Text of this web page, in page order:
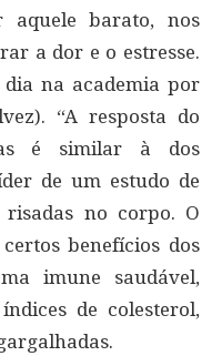
aquele barato, nos
a dor e o estresse.
na academia por
“A resposta do
é similar à dos
de um estudo de
no corpo. O
benefícios dos
imune saudável,
de colesterol,